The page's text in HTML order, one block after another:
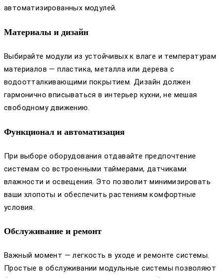
автоматизированных модулей.
Материалы и дизайн
Выбирайте модули из устойчивых к влаге и температурам
материалов — пластика, металла или дерева с
водоотталкивающими покрытием. Дизайн должен
гармонично вписываться в интерьер кухни, не мешая
свободному движению.
Функционал и автоматизация
При выборе оборудования отдавайте предпочтение
системам со встроенными таймерами, датчиками
влажности и освещения. Это позволит минимизировать
ваши хлопоты и обеспечить растениям комфортные
условия.
Обслуживание и ремонт
Важный момент — легкость в уходе и ремонте системы.
Простые в обслуживании модульные системы позволяют